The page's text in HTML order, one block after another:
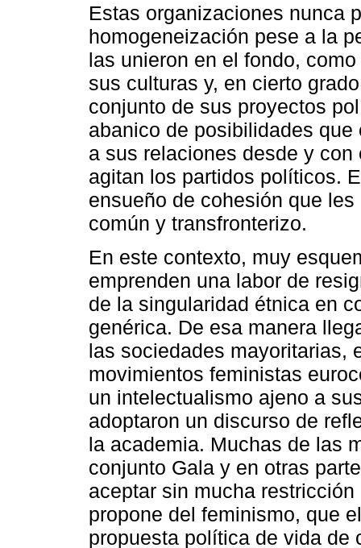
Estas organizaciones nunca
homogeneización pese a la
las unieron en el fondo,
sus culturas y, en cierto
conjunto de sus proyectos
abanico de posibilidades
a sus relaciones desde y
agitan los partidos políticos.
ensueño de cohesión que
común y transfronterizo.
En este contexto, muy
emprenden una labor de
de la singularidad étnica en
genérica. De esa manera
las sociedades mayoritarias,
movimientos feministas
un intelectualismo ajeno a
adoptaron un discurso de
la academia. Muchas de las
conjunto Gala y en otras
aceptar sin mucha
propone del feminismo, que
propuesta política de vida de